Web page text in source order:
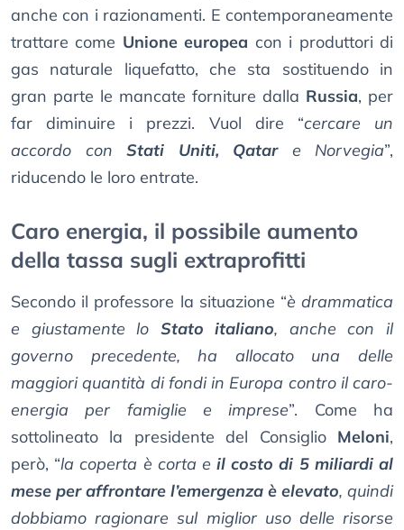
anche con i razionamenti. E contemporaneamente
trattare come Unione europea con i produttori di
gas naturale liquefatto, che sta sostituendo in
gran parte le mancate forniture dalla Russia, per
far diminuire i prezzi. Vuol dire “cercare un
accordo con Stati Uniti, Qatare Norvegia”,
riducendo le loro entrate.
Caro energia, il possibile aumento
della tassa sugli extraprofitti
Secondo il professore la situazione “è drammatica
e giustamente lo Stato italiano, anche con il
governo precedente, ha allocato una delle
maggiori quantità di fondi in Europa contro il caro-
energia per famiglie e imprese”. Come ha
sottolineato la presidente del Consiglio Meloni,
però, “la coperta è corta eil costo di 5 miliardi al
mese per affrontare l’emergenza è elevato, quindi
dobbiamo ragionare sul miglior uso delle risorse